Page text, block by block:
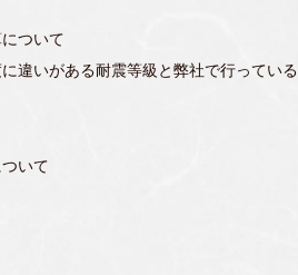
ついて
違いがある耐震等級と弊社で行ってい
いて